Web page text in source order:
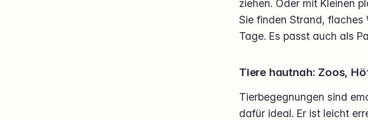
ziehen. Oder mit Kleinen
Sie finden Strand, flaches
Tage. Es passt auch als
Tiere hautnah: Zoos,
Tierbegegnungen sind
dafür ideal. Er ist leicht